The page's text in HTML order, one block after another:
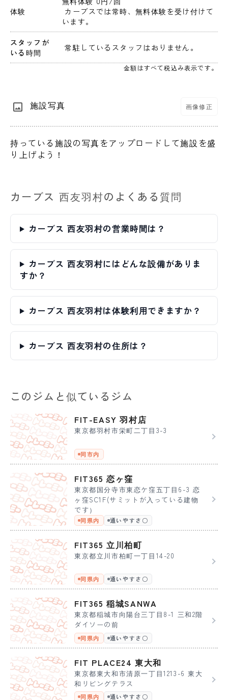
体験
います。
スタッフが
いる時間
常駐しているスタッフはおりません。
金額はすべて税込み表示です。
施設写真 画像修正
持っている施設の写真をアップロードして施設を盛
り上げよう！
カーブス 西友羽村のよくある質問
カーブス 西友羽村の営業時間は？
カーブス 西友羽村にはどんな設備がありま
すか？
カーブス 西友羽村は体験利用できますか？
カーブス 西友羽村の住所は？
このジムと似ているジム
FIT-EASY 羽村店
東京都羽村市栄町二丁目3-3
同市内
FIT365 恋ヶ窪
東京都国分寺市東恋ケ窪五丁目6-3 恋
ヶ窪SC1F(サミットが入っている建物
です）
同県内 通いやすさ〇
FIT365 立川柏町
東京都立川市柏町一丁目14-20
同県内 通いやすさ〇
FIT365 稲城SANWA
東京都稲城市向陽台三丁目8-1 三和2階
ダイソーの前
同県内 通いやすさ〇
FIT PLACE24 東大和
東京都東大和市清原一丁目1213-6 東大
和リビングテラス
同県内 通いやすさ〇